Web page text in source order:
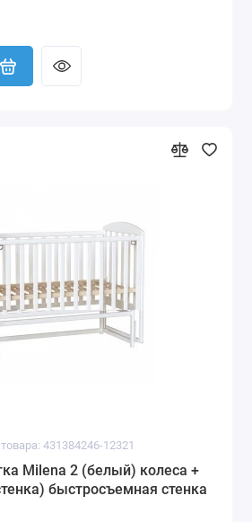
431384246-12321
Milena 2 (белый) колеса +
быстросъемная стенка